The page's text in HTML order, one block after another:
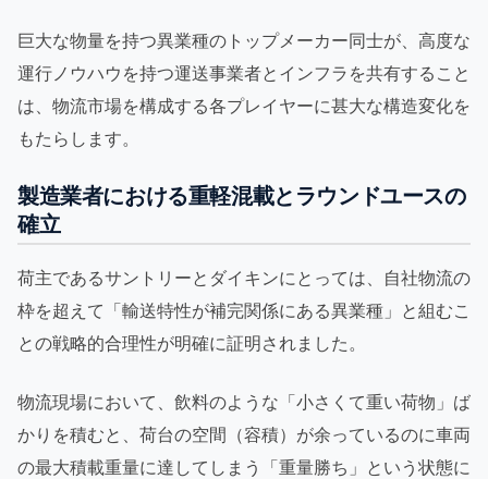
巨大な物量を持つ異業種のトップメーカー同士が、高度な
運行ノウハウを持つ運送事業者とインフラを共有すること
は、物流市場を構成する各プレイヤーに甚大な構造変化を
もたらします。
製造業者における重軽混載とラウンドユースの
確立
荷主であるサントリーとダイキンにとっては、自社物流の
枠を超えて「輸送特性が補完関係にある異業種」と組むこ
との戦略的合理性が明確に証明されました。
物流現場において、飲料のような「小さくて重い荷物」ば
かりを積むと、荷台の空間（容積）が余っているのに車両
の最大積載重量に達してしまう「重量勝ち」という状態に